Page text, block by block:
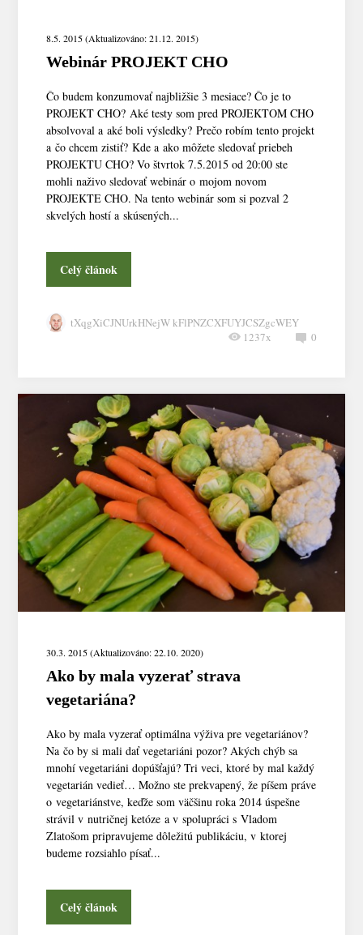
8.5. 2015 (Aktualizováno: 21.12. 2015)
Webinár PROJEKT CHO
Čo budem konzumovať najbližšie 3 mesiace? Čo je to
PROJEKT CHO? Aké testy som pred PROJEKTOM CHO
absolvoval a aké boli výsledky? Prečo robím tento projekt
a čo chcem zistiť? Kde a ako môžete sledovať priebeh
PROJEKTU CHO? Vo štvrtok 7.5.2015 od 20:00 ste
mohli naživo sledovať webinár o mojom novom
PROJEKTE CHO. Na tento webinár som si pozval 2
skvelých hostí a skúsených...
Celý článok
tXqgXiCJNUrkHNejW kFlPNZCXFUYJCSZgcWEY
0
1237x
30.3. 2015 (Aktualizováno: 22.10. 2020)
Ako by mala vyzerať strava
vegetariána?
Ako by mala vyzerať optimálna výživa pre vegetariánov?
Na čo by si mali dať vegetariáni pozor? Akých chýb sa
mnohí vegetariáni dopúšťajú? Tri veci, ktoré by mal každý
vegetarián vedieť… Možno ste prekvapený, že píšem práve
o vegetariánstve, keďže som väčšinu roka 2014 úspešne
strávil v nutričnej ketóze a v spolupráci s Vladom
Zlatošom pripravujeme dôležitú publikáciu, v ktorej
budeme rozsiahlo písať...
Celý článok